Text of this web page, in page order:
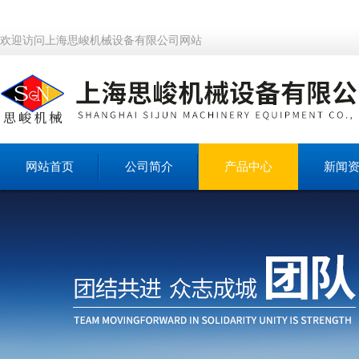
欢迎访问上海思峻机械设备有限公司网站
网站首页 公司简介 产品中心 新闻